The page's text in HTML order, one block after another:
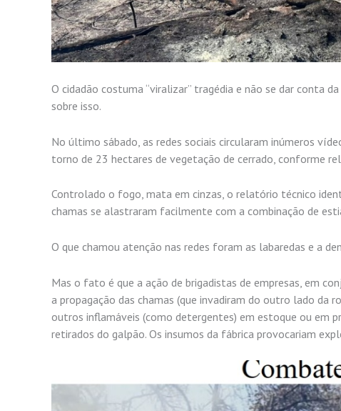
O cidadão costuma “viralizar” tragédia e não se dar conta
sobre isso.
No último sábado, as redes sociais circularam inúmeros
torno de 23 hectares de vegetação de cerrado, conforme
Controlado o fogo, mata em cinzas, o relatório técnico
chamas se alastraram facilmente com a combinação de
O que chamou atenção nas redes foram as labaredas e a
Mas o fato é que a ação de brigadistas de empresas, em
a propagação das chamas (que invadiram do outro lado
outros inflamáveis (como detergentes) em estoque ou em
retirados do galpão. Os insumos da fábrica provocariam